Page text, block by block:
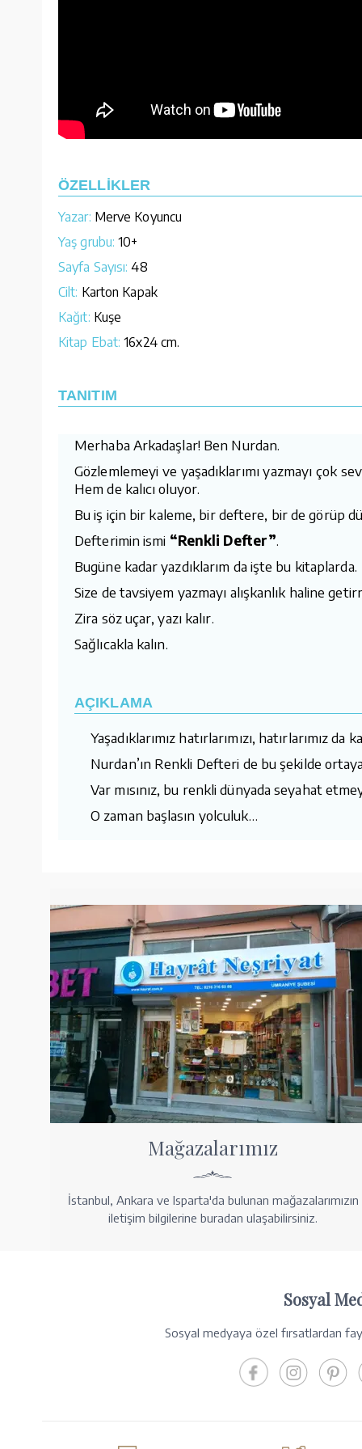
ÖZELLİKLER
Yazar: Merve Koyuncu
Yaş grubu: 10+
Sayfa Sayısı: 48
Cilt: Karton Kapak
Kağıt: Kuşe
Kitap Ebat: 16x24 cm.
TANITIM
Merhaba Arkadaşlar! Ben Nurdan.
Gözlemlemeyi ve yaşadıklarımı yazmayı çok
Hem de kalıcı oluyor.
Bu iş için bir kaleme, bir deftere, bir de görüp
Defterimin ismi “Renkli Defter”.
Bugüne kadar yazdıklarım da işte bu kitaplarda.
Size de tavsiyem yazmayı alışkanlık haline
Zira söz uçar, yazı kalır.
Sağlıcakla kalın.
AÇIKLAMA
Yaşadıklarımız hatırlarımızı, hatırlarımız
Nurdan’ın Renkli Defteri de bu şekilde
Var mısınız, bu renkli dünyada seyahat
O zaman başlasın yolculuk…
Mağazalarımız
İstanbul, Ankara ve Isparta'da bulunan mağazalarımızın
iletişim bilgilerine buradan ulaşabilirsiniz.
Sosyal
Sosyal medyaya özel fırsatlardan